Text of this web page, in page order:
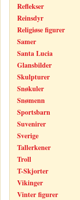
Reflekser
Reinsdyr
Religiøse figurer
Samer
Santa Lucia
Glansbilder
Skulpturer
Snøkuler
Snømenn
Sportsbarn
Suvenirer
Sverige
Tallerkener
Troll
T-Skjorter
Vikinger
Vinter figurer